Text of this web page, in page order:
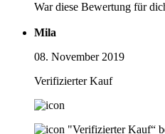
War diese Bewertung für
Mila
08. November 2019
Verifizierter Kauf
"Verifizierter Kauf“